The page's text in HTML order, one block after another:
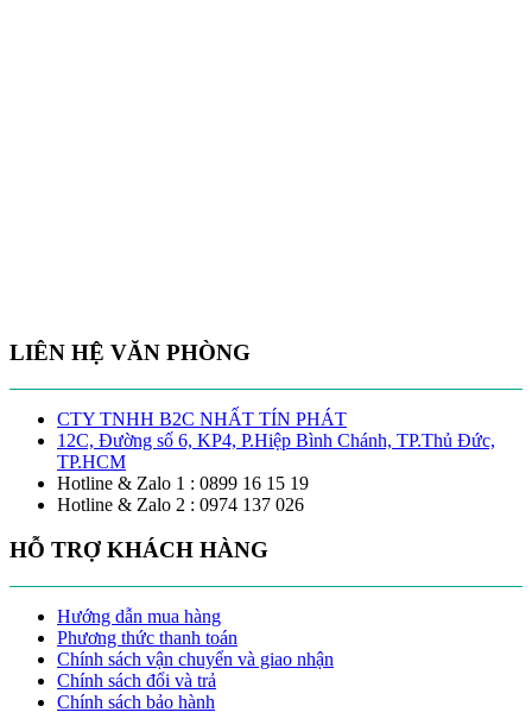
LIÊN HỆ VĂN PHÒNG
CTY TNHH B2C NHẤT TÍN PHÁT
12C, Đường số 6, KP4, P.Hiệp Bình Chánh, TP.Thủ Đức,
TP.HCM
Hotline & Zalo 1 : 0899 16 15 19
Hotline & Zalo 2 : 0974 137 026
HỖ TRỢ KHÁCH HÀNG
Hướng dẫn mua hàng
Phương thức thanh toán
Chính sách vận chuyển và giao nhận
Chính sách đổi và trả
Chính sách bảo hành